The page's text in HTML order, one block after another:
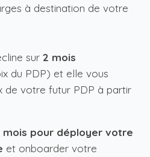
à destination de votre
sur 2 mois
du PDP) et elle vous
de votre futur PDP à partir
mois pour déployer votre
et onboarder votre